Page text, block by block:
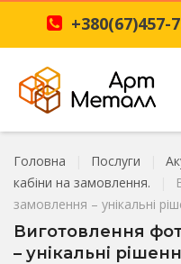
+380(67)457-
Головна Послуги
кабіни на замовлення.
замовлення – унікальні
Виготовлення
– унікальні